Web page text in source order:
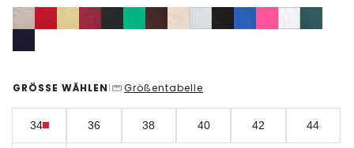
GRÖSSE WÄHLEN | Größentabelle
34 36 38 40 42 44